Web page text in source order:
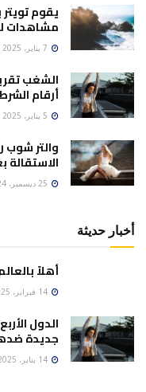
يقوم
مشاهدات
الشغب
أرقام
والتر شوب
أخبار حديثة
أهلاً
الدول
جديدة